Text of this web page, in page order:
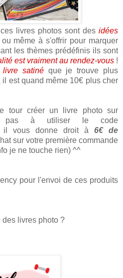
livres photos sont des idées
même à s'offrir pour marquer
les thèmes prédéfinis ils sont
est vraiment au rendez-vous!
livre satiné que je trouve plus
est quand même 10€ plus cher
tour créer un livre photo sur
pas à utiliser le code
il vous donne droit à 6€ de
sur votre première commande
je ne touche rien) ^^
pour l'envoi de ces produits
livres photo ?